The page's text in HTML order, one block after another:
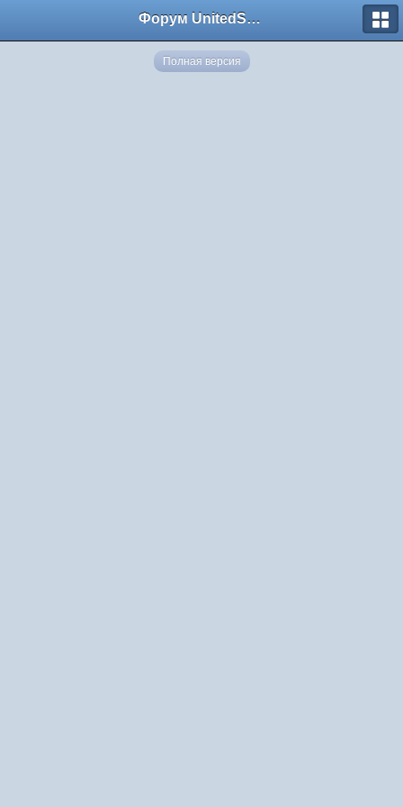
Форум UnitedSouth
Полная версия